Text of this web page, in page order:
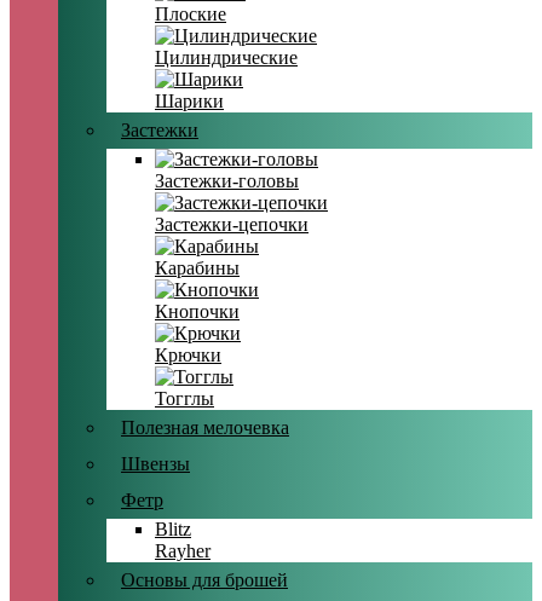
Плоские
Цилиндрические
Шарики
Застежки
Застежки-головы
Застежки-цепочки
Карабины
Кнопочки
Крючки
Тогглы
Полезная мелочевка
Швензы
Фетр
Blitz
Rayher
Основы для брошей